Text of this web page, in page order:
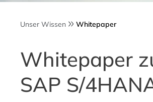
Unser Wissen Whitepaper
Whitepaper
SAP S/